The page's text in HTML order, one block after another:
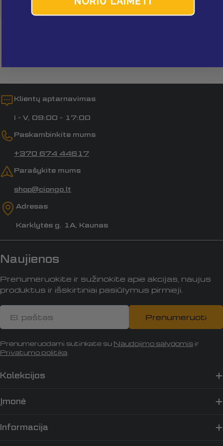
Laukai, pažymėti *, yra privalomi.
Klientų aptarnavimas
I - V, 09:00 - 17:00
Paskambinkite mums
+370 674 44617
Parašykite mums
shop@ciongo.lt
Adresas
Karklytės g. 1A, Kaunas
Kolekcijos
Įmonė
Informacija
Naujienos
Prenumeruokite ir sužinokite apie akcijas, naujus
produktus ir išskirtiniai pasiūlymus pirmieji.
El.
paštas
Prenumeruoti
Prenumeruodami sutinkate su Naudojimo sąlygomis ir
Privatumo politika